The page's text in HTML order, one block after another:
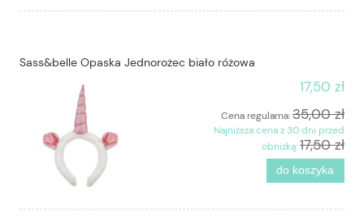
Sass&belle Opaska Jednorożec biało różowa
17,50 zł
Cena regularna:35,00 zł
Najniższa cena z 30 dni przed
obniżką:17,50 zł
do koszyka